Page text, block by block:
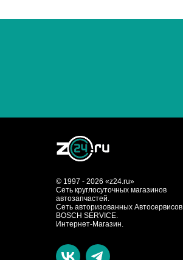
© 1997 - 2026 «z24.ru»
Cеть круглосуточных магазинов
автозапчастей.
Сеть авторизованных Автосервисов
BOSCH SERVICE.
Интернет-Магазин.